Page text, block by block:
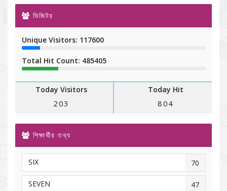
ভিজিটর
Unique Visitors: 117600
Total Hit Count: 485405
Today Visitors
203
Today Hit
804
শিক্ষার্থীর তথ্য
SIX 70
SEVEN 47